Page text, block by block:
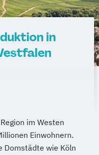
in
im Westen
Einwohnern.
Domstädte wie Köln